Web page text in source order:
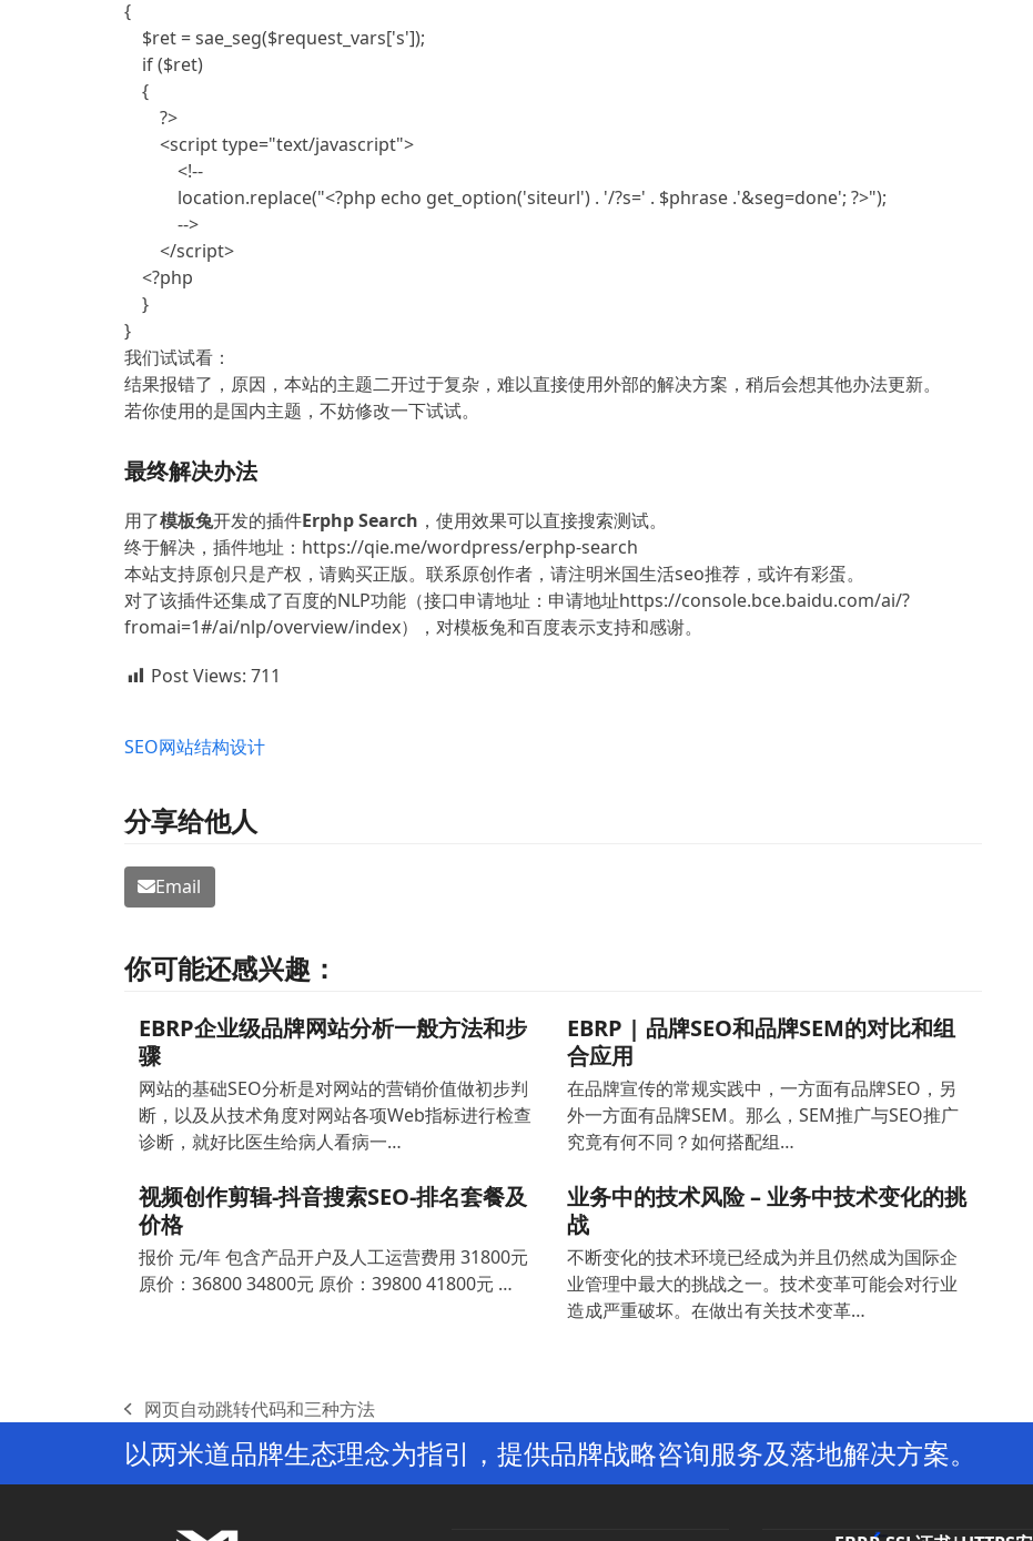
{
}
我们试试看：
结果报错了，原因，本站的主题二开过于复杂，难以直接使用外部的解决方案，稍后会想其他办法更新。
若你使用的是国内主题，不妨修改一下试试。
最终解决办法
用了模板兔开发的插件Erphp Search ，使用效果可以直接搜索测试。
终于解决，插件地址：https://qie.me/wordpress/erphp-search
本站支持原创只是产权，请购买正版。联系原创作者，请注明米国生活seo推荐，或许有彩蛋。
对了该插件还集成了百度的NLP功能（接口申请地址：申请地址https://console.bce.baidu.com/ai/?
fromai=1#/ai/nlp/overview/index），对模板兔和百度表示支持和感谢。
Post Views: 711
SEO网站结构设计
分享给他人
Email
你可能还感兴趣：
EBRP企业级品牌网站分析一般方法和步
骤
网站的基础SEO分析是对网站的营销价值做初步判
断，以及从技术角度对网站各项Web指标进行检查
诊断，就好比医生给病人看病一…
EBRP | 品牌SEO和品牌SEM的对比和组
合应用
在品牌宣传的常规实践中，一方面有品牌SEO，另
外一方面有品牌SEM。那么，SEM推广与SEO推广
究竟有何不同？如何搭配组…
视频创作剪辑-抖音搜索SEO-排名套餐及
价格
报价 元/年 包含产品开户及人工运营费用 31800元
原价：36800 34800元 原价：39800 41800元 …
业务中的技术风险 – 业务中技术变化的挑
战
不断变化的技术环境已经成为并且仍然成为国际企
业管理中最大的挑战之一。技术变革可能会对行业
造成严重破坏。在做出有关技术变革…
previous
post:
网页自动跳转代码和三种方法
以两米道品牌生态理念为指引，提供品牌战略咨询服务及落地解决方案。